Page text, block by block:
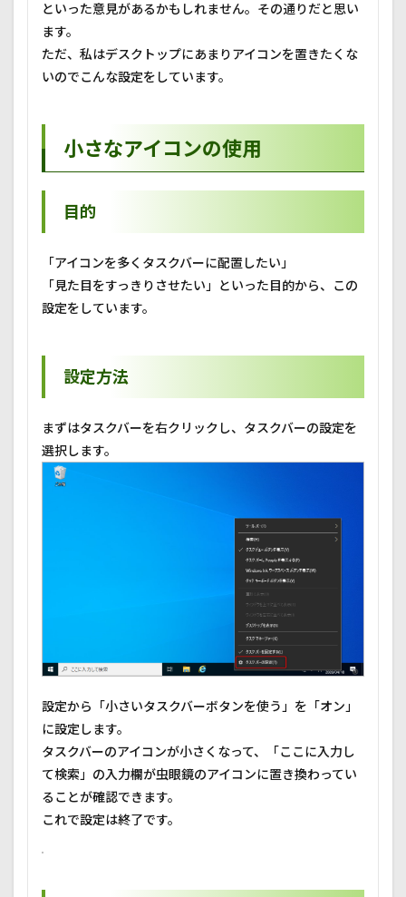
といった意見があるかもしれません。その通りだと思い
ます。
ただ、私はデスクトップにあまりアイコンを置きたくな
いのでこんな設定をしています。
小さなアイコンの使用
目的
「アイコンを多くタスクバーに配置したい」
「見た目をすっきりさせたい」といった目的から、この
設定をしています。
設定方法
まずはタスクバーを右クリックし、タスクバーの設定を
選択します。
設定から「小さいタスクバーボタンを使う」を「オン」
に設定します。
タスクバーのアイコンが小さくなって、「ここに入力し
て検索」の入力欄が虫眼鏡のアイコンに置き換わってい
ることが確認できます。
これで設定は終了です。